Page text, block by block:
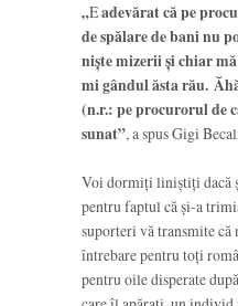
„Eadevărat că pe
de spălare de bani nu
nişte mizerii şi chiar
mi gândul ăsta rău.
(n.r.: pe procurorul de
sunat”, a spus Gigi
Voi dormiți liniștiți dacă
pentru faptul că și-a
suporteri vă transmite că
întrebare pentru toți
pentru oile disperate